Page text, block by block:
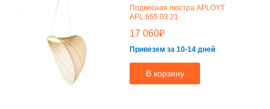
Подвесная люстра APLOYT
APL.655.03.21
17 060₽
Привезем за 10-14 дней
В корзину